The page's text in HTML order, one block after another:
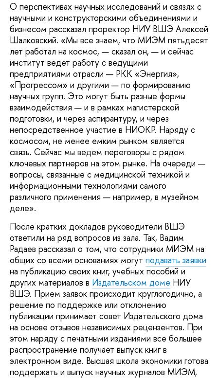
О перспективах научных исследований и связях с
научными и конструкторскими объединениями и
бизнесом рассказал проректор НИУ ВШЭ Алексей
Шалковский. «Мы все знаем, что МИЭМ пятьдесят
лет работал на космос, — сказал он, — и сейчас
институт ведет работу с ведущими
предприятиями отрасли — РКК «Энергия»,
«Прогрессом» и другими — по формированию
научных групп. Это могут быть разные формы
взаимодействия — и в рамках магистерской
подготовки, и через аспирантуру, и через
непосредственное участие в НИОКР. Наряду с
космосом, не менее емким рынком является
связь. Сейчас мы ведем переговоры с рядом
ключевых партнеров на этом рынке. На очереди —
вопросы, связанные с медицинской техникой и
информационными технологиями самого
различного применения — например, в музейном
деле».
После кратких докладов руководители ВШЭ
ответили на ряд вопросов из зала. Так, Вадим
Радаев рассказал о том, что сотрудники МИЭМ на
общих со всеми основаниях могут подавать заявки
на публикацию своих книг, учебных пособий и
других материалов в Издательском доме НИУ
ВШЭ. Прием заявок происходит круглогодично, а
решение по поддержке или отклонению
публикации принимает совет Издательского дома
на основе отзывов независимых рецензентов. При
этом наряду с печатными изданиями все большее
распространение получает выпуск книг в
электронном виде. Высшая школа экономики готова
поддержать и выпуск научных журналов МИЭМ,